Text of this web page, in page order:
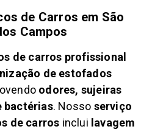
de Carros em São
Campos
de carros profissional
de estofados
odores, sujeiras
bactérias. Nosso serviço
de carros inclui lavagem